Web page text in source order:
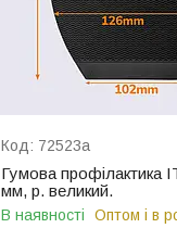
72523а
Гумова профілактика
мм, р. великий.
В наявності Оптом і в